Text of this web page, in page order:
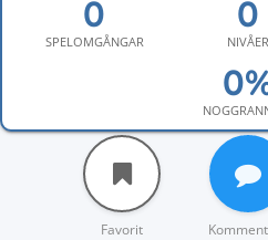
SPELOMGÅNGAR NIVÅER
Favorit